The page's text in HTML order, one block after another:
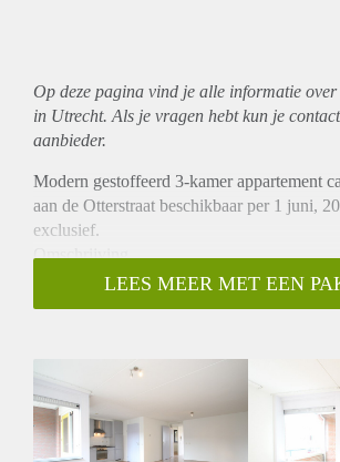
Op deze pagina vind je alle informatie
in Utrecht. Als je vragen hebt kun je
aanbieder.
Modern gestoffeerd 3-kamer appartement
aan de Otterstraat beschikbaar per 1 juni,
exclusief.
Omschrijving
Dit zeer goed onderhouden 3-kamer
op de 1e verdieping van een kleinschalig
gelegen op het oosten. De open keuken is
vaatwasser, koel-vriescombinatie, oven,
gaskookplaat. Aan de achterzijde zijn twee
aanwezig. Waarvan een ruime slaapkamer
LEES MEER MET EEN